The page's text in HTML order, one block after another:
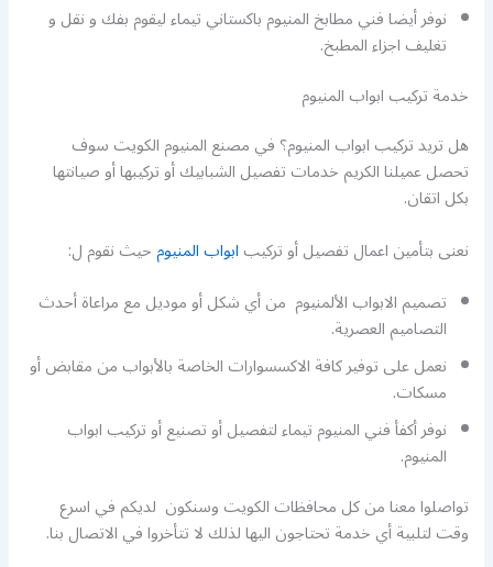
نوفر أيضا فني مطابخ المنيوم باكستاني تيماء ليقوم بفك و نقل و
تغليف اجزاء المطبخ.
خدمة تركيب ابواب المنيوم
هل تريد تركيب ابواب المنيوم؟ في مصنع المنيوم الكويت سوف
تحصل عميلنا الكريم خدمات تفصيل الشبابيك أو تركيبها أو صيانتها
بكل اتقان.
نعنى بتأمين اعمال تفصيل أو تركيبابواب المنيومحيث نقوم ل:
تصميم الابواب الألمنيوم من أي شكل أو موديل مع مراعاة أحدث
التصاميم العصرية.
نعمل على توفير كافة الاكسسوارات الخاصة بالأبواب من مقابض أو
مسكات.
نوفر أكفأ فني المنيوم تيماء لتفصيل أو تصنيع أو تركيب ابواب
المنيوم.
تواصلوا معنا من كل محافظات الكويت وسنكون لديكم في اسرع
وقت لتلبية أي خدمة تحتاجون اليها لذلك لا تتأخروا في الاتصال بنا.